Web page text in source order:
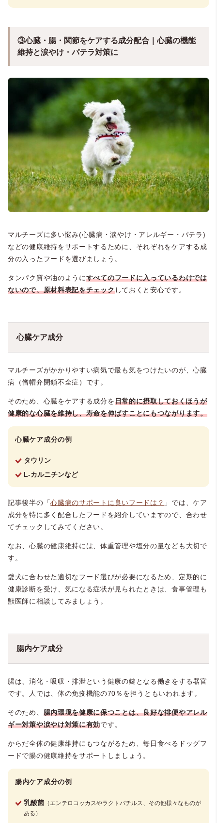
③心臓・腸・関節をケアする成分配合｜心臓の機能
維持と涙やけ・パテラ対策に
マルチーズに多い悩み(心臓病・涙やけ・アレルギー・パテラ)
などの健康維持をサポートするために、それぞれをケアする成
分の入ったフードを選びましょう。
タンパク質や油のようにすべてのフードに入っているわけでは
ないので、原材料表記をチェックしておくと安心です。
心臓ケア成分
マルチーズがかかりやすい病気で最も気をつけたいのが、心臓
病（僧帽弁閉鎖不全症）です。
そのため、心臓をケアする成分を日常的に摂取しておくほうが
健康的な心臓を維持し、寿命を伸ばすことにもつながります。
心臓ケア成分の例
タウリン
L-カルニチンなど
記事後半の「心臓病のサポートに良いフードは？ 」では、ケア
成分を特に多く配合したフードを紹介していますので、合わせ
てチェックしてみてください。
なお、心臓の健康維持には、体重管理や塩分の量なども大切で
す。
愛犬に合わせた適切なフード選びが必要になるため、定期的に
健康診断を受け、気になる症状が見られたときは、食事管理も
獣医師に相談してみましょう。
腸内ケア成分
腸は、消化・吸収・排泄という健康の鍵となる働きをする器官
です。人では、体の免疫機能の70％を担うともいわれます。
そのため、 腸内環境を健康に保つことは、良好な排便やアレル
ギー対策や涙やけ対策に有効です。
からだ全体の健康維持にもつながるため、毎日食べるドッグフ
ードで腸の健康維持をサポートしましょう。
腸内ケア成分の例
乳酸菌 （エンテロコッカスやラクトバチルス、その他様々なものが
ある）